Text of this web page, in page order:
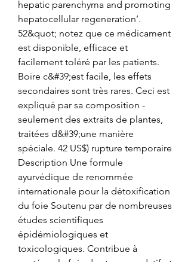
hepatic parenchyma and promoting
hepatocellular regeneration’.
52&quot; notez que ce médicament
est disponible, efficace et
facilement toléré par les patients.
Boire c&#39;est facile, les effets
secondaires sont très rares. Ceci est
expliqué par sa composition -
seulement des extraits de plantes,
traitées d&#39;une manière
spéciale. 42 US$) rupture temporaire
Description Une formule
ayurvédique de renommée
internationale pour la détoxification
du foie Soutenu par de nombreuses
études scientifiques
épidémiologiques et
toxicologiques. Contribue à